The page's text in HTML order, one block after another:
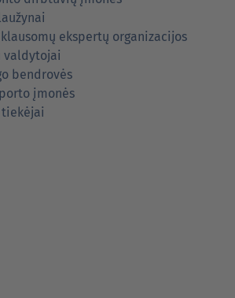
ekspertų organizacijos
valdytojai
bendrovės
įmonės